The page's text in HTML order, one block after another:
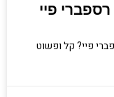
פיי? קל ופשוט